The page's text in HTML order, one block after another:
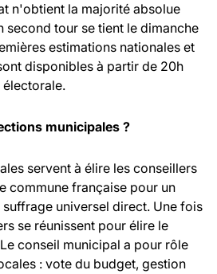
n'obtient la majorité absolue
second tour se tient le dimanche
estimations nationales et
disponibles à partir de 20h
électorale.
municipales ?
servent à élire les conseillers
commune française pour un
suffrage universel direct. Une fois
se réunissent pour élire le
conseil municipal a pour rôle
: vote du budget, gestion